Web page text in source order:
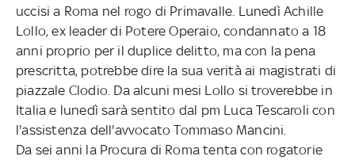
uccisi a Roma nel rogo di Primavalle. Lunedì Achille
Lollo, ex leader di Potere Operaio, condannato a 18
anni proprio per il duplice delitto, ma con la pena
prescritta, potrebbe dire la sua verità ai magistrati di
piazzale Clodio. Da alcuni mesi Lollo si troverebbe in
Italia e lunedì sarà sentito dal pm Luca Tescaroli con
l'assistenza dell'avvocato Tommaso Mancini.
Da sei anni la Procura di Roma tenta con rogatorie